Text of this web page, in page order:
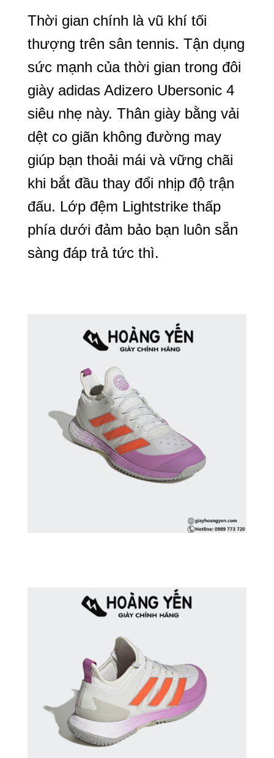
Thời gian chính là vũ khí tối
thượng trên sân tennis. Tận dụng
sức mạnh của thời gian trong đôi
giày adidas Adizero Ubersonic 4
siêu nhẹ này. Thân giày bằng vải
dệt co giãn không đường may
giúp bạn thoải mái và vững chãi
khi bắt đầu thay đổi nhịp độ trận
đấu. Lớp đệm Lightstrike thấp
phía dưới đảm bảo bạn luôn sẵn
sàng đáp trả tức thì.